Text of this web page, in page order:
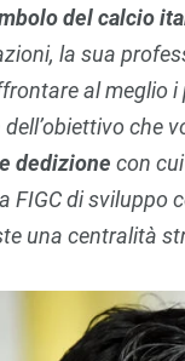
del calcio
la sua
al meglio
che
dedizione con
FIGC di sviluppo
una centralità